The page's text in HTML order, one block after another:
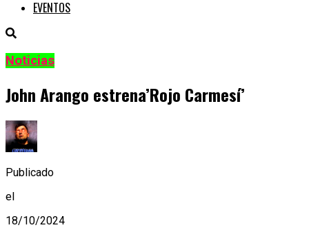
EVENTOS
Noticias
John Arango estrena’Rojo Carmesí’
Publicado
el
18/10/2024